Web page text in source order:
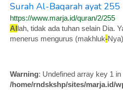
Surah Al-Baqarah ayat 255
https://www.marja.id/quran/2/255
Allah, tidak ada tuhan selain Dia.
menerus mengurus (makhluk-
Warning: Undefined array key 1 in
/home/rndskshp/sites/marja.id/